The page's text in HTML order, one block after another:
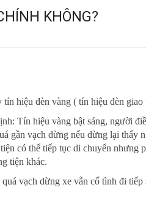
KHÔNG?
hiệu đèn vàng ( tín hiệu đèn giao
Tín hiệu vàng bật sáng, người
gần vạch dừng nếu dừng lại thấy
có thể tiếp tục di chuyển nhưng
tiện khác.
vạch dừng xe vẫn cố tình đi